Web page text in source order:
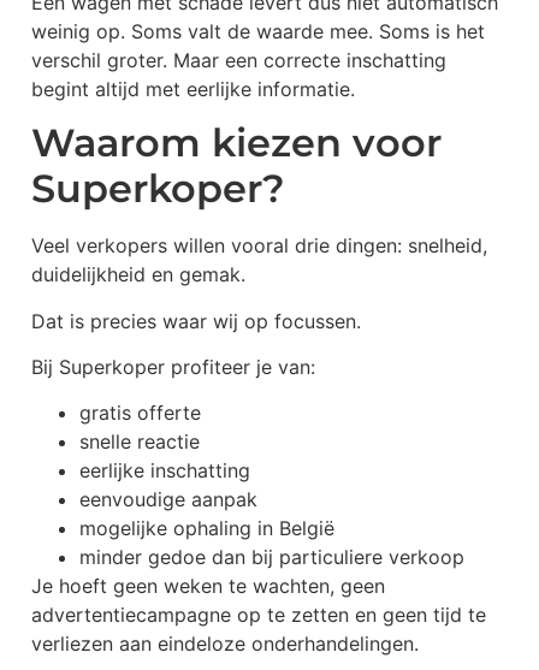
weinig op. Soms valt de waarde mee. Soms is het
verschil groter. Maar een correcte inschatting
begint altijd met eerlijke informatie.
Waarom kiezen voor
Superkoper?
Veel verkopers willen vooral drie dingen: snelheid,
duidelijkheid en gemak.
Dat is precies waar wij op focussen.
Bij Superkoper profiteer je van:
gratis offerte
snelle reactie
eerlijke inschatting
eenvoudige aanpak
mogelijke ophaling in België
minder gedoe dan bij particuliere verkoop
Je hoeft geen weken te wachten, geen
advertentiecampagne op te zetten en geen tijd te
verliezen aan eindeloze onderhandelingen.